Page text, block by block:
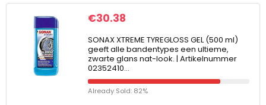
€30.38
SONAX XTREME TYREGLOSS GEL (500 ml)
geeft alle bandentypes een ultieme,
zwarte glans nat-look. | Artikelnummer
02352410…
Already Sold: 82%